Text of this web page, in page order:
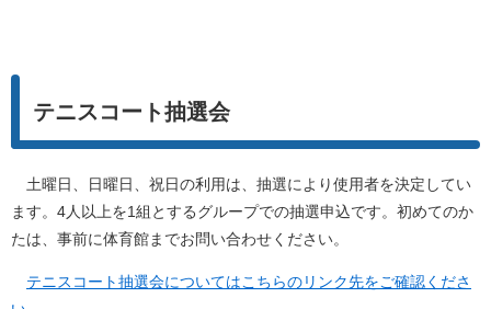
テニスコート抽選会
土曜日、日曜日、祝日の利用は、抽選により使用者を決定してい
ます。4人以上を1組とするグループでの抽選申込です。初めてのか
たは、事前に体育館までお問い合わせください。
テニスコート抽選会についてはこちらのリンク先をご確認くださ